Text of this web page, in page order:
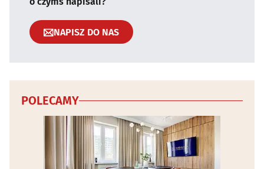
NAPISZ DO NAS
POLECAMY